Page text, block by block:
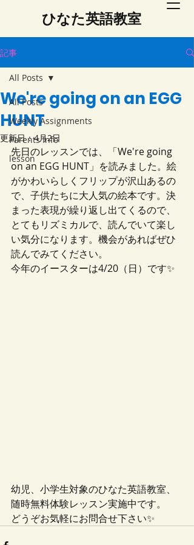
​ひなた英語教室
記事
All Posts
Weekly Assignments
Parents Info
lesson
All Posts
We're going on an EGG
HUNT
更新日：4月2日
先日のレッスンでは、「We're going
on an EGG HUNT」を読みました。絵
がかわいらしくフリップが沢山あるの
で、子供たちに大人気の絵本です。決
まった表現が繰り返し出てくるので、
とてもリズミカルで、読んでいて楽し
い気分になります。機会があればぜひ
読んでみてください。
今年のイースターは4/20（日）です✨
幼児、小学生対象のひなた英語教室、
随時無料体験レッスン実施中です。
どうぞお気軽にお問合せ下さい✨